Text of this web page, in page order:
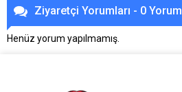
Ziyaretçi Yorumları - 0 Yorum
Henüz yorum yapılmamış.